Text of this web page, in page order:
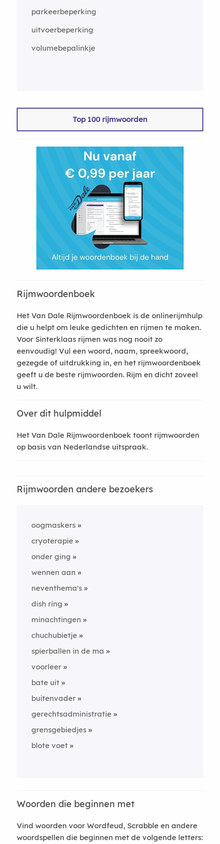
parkeerbeperking
uitvoerbeperking
volumebepalinkje
Top 100 rijmwoorden
Rijmwoordenboek
Het Van Dale Rijmwoordenboek is de onlinerijmhulp
die u helpt om leuke gedichten en rijmen te maken.
Voor Sinterklaas rijmen was nog nooit zo
eenvoudig! Vul een woord, naam, spreekwoord,
gezegde of uitdrukking in, en het rijmwoordenboek
geeft u de beste rijmwoorden. Rijm en dicht zoveel
u wilt.
Over dit hulpmiddel
Het Van Dale Rijmwoordenboek toont rijmwoorden
op basis van Nederlandse uitspraak.
Rijmwoorden andere bezoekers
oogmaskers
cryoterapie
onder ging
wennen aan
neventhema's
dish ring
minachtingen
chuchubietje
spierballen in de ma
voorleer
bate uit
buitenvader
gerechtsadministratie
grensgebiedjes
blote voet
Woorden die beginnen met
Vind woorden voor Wordfeud, Scrabble en andere
woordspellen die beginnen met de volgende letters: